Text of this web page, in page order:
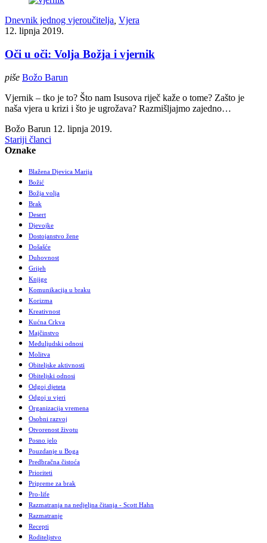
Dnevnik jednog vjeroučitelja Vjera
12. lipnja 2019.
Oči u oči: Volja Božja i vjernik
piše Božo Barun
Vjernik – tko je to? Što nam Isusova riječ kaže o tome? Zašto je
naša vjera u krizi i što je ugrožava? Razmišljajmo zajedno…
Božo Barun 12. lipnja 2019.
Stariji članci
Oznake
Blažena Djevica Marija
Božić
Božja volja
Brak
Desert
Djevojke
Dostojanstvo žene
Došašće
Duhovnost
Grijeh
Knjige
Komunikacija u braku
Korizma
Kreativnost
Kućna Crkva
Majčinstvo
Međuljudski odnosi
Molitva
Obiteljske aktivnosti
Obiteljski odnosi
Odgoj djeteta
Odgoj u vjeri
Organizacija vremena
Osobni razvoj
Otvorenost životu
Posno jelo
Pouzdanje u Boga
Predbračna čistoća
Prioriteti
Pripreme za brak
Pro-life
Razmatranja na nedjeljna čitanja - Scott Hahn
Razmatranje
Recepti
Roditeljstvo